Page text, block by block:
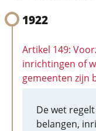
1922
Artikel 149:
inrichtingen of
gemeenten zijn
De wet
belangen,